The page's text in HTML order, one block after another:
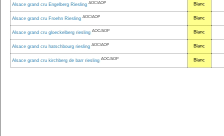
Alsace grand cru Engelberg Riesling AOC/AOP Blanc
Alsace grand cru Froehn Riesling AOC/AOP Blanc
Alsace grand cru gloeckelberg riesling AOC/AOP Blanc
Alsace grand cru hatschbourg riesling AOC/AOP Blanc
Alsace grand cru kirchberg de barr riesling AOC/AOP Blanc